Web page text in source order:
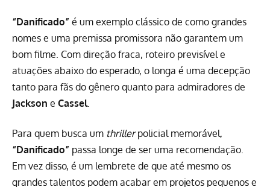
“Danificado” é um exemplo clássico de como grandes
nomes e uma premissa promissora não garantem um
bom filme. Com direção fraca, roteiro previsível e
atuações abaixo do esperado, o longa é uma decepção
tanto para fãs do gênero quanto para admiradores de
Jackson e Cassel.
Para quem busca um thrillerpolicial memorável,
“Danificado” passa longe de ser uma recomendação.
Em vez disso, é um lembrete de que até mesmo os
grandes talentos podem acabar em projetos pequenos e